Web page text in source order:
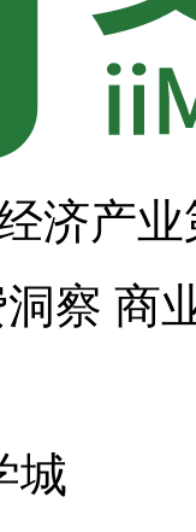
济产
察 商
城